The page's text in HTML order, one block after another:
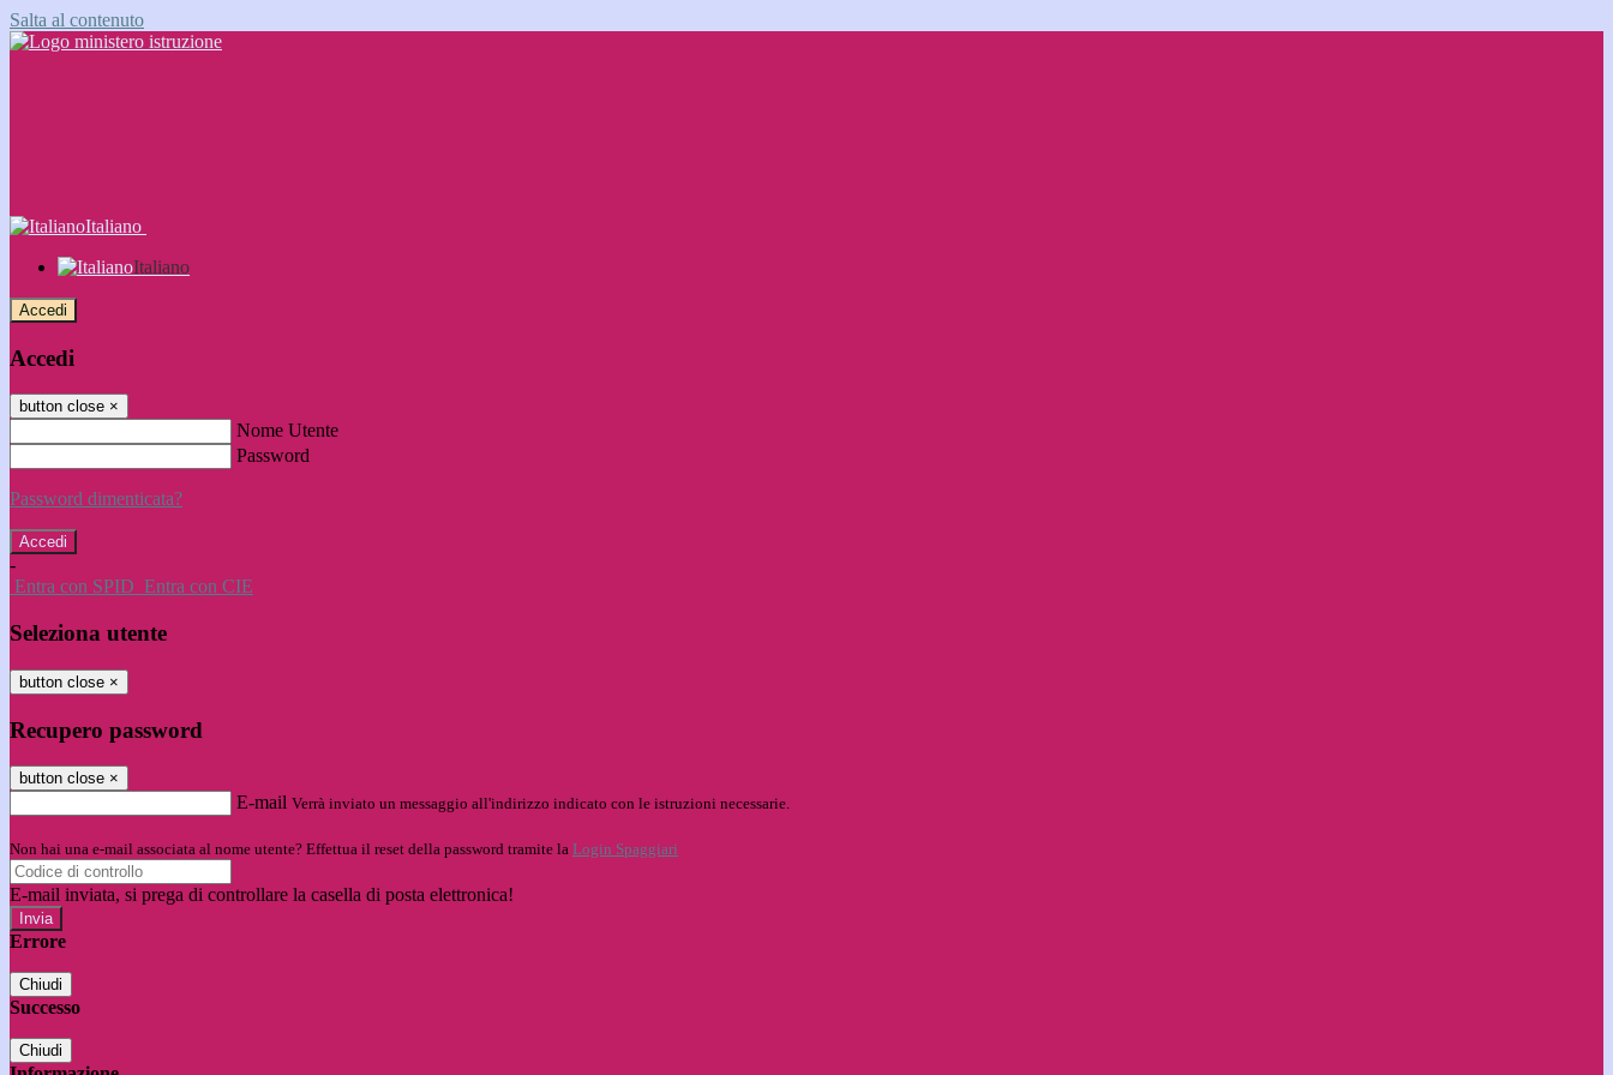
Salta al contenuto
Italiano
Italiano
Accedi
Accedi
button close ×
Nome Utente
Password
Password dimenticata?
-
Entra con SPID Entra con CIE
Seleziona utente
button close ×
Recupero password
button close ×
E-mail Verrà inviato un messaggio all'indirizzo indicato con le istruzioni necessarie.
Non hai una e-mail associata al nome utente? Effettua il reset della password tramite la Login Spaggiari
E-mail inviata, si prega di controllare la casella di posta elettronica!
Errore
Chiudi
Successo
Chiudi